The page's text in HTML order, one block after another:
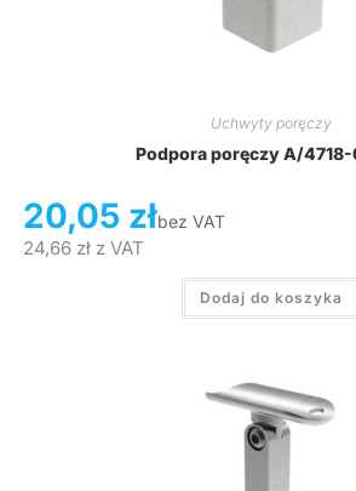
Uchwyty poręczy
Podpora poręczy A/
20,05 złbez VAT
24,66 złz VAT
Dodaj do koszyka